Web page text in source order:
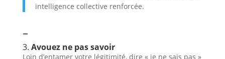
intelligence collective renforcée.
–
3. Avouez ne pas savoir
Loin d’entamer votre légitimité, dire « je ne sais pas »